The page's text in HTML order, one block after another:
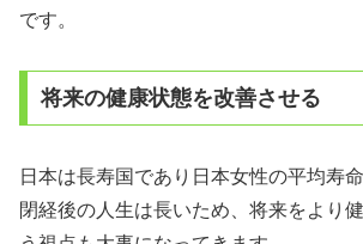
です。
将来の健康状態を改善させる
日本は長寿国であり日本女性の平均寿
閉経後の人生は長いため、将来をより